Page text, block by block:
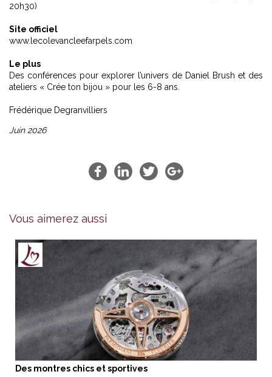
20h30)
Site officiel
www.lecolevancleefarpels.com
Le plus
Des conférences pour explorer l’univers de Daniel Brush et des
ateliers « Crée ton bijou » pour les 6-8 ans.
Frédérique Degranvilliers
Juin 2026
Vous aimerez aussi
Des montres chics et sportives